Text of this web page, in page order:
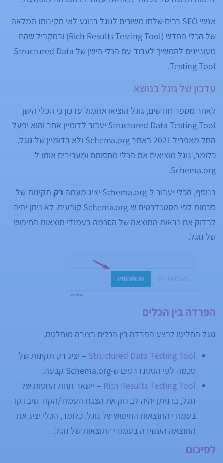
אנשי SEO רבים שלחו משובים לגוגל בנוגע לאי תקינותו המלאה
של הכלי החדש (Rich Results Testing Tool) ובמקביל שהם
מעוניינים להמשיך לעבוד עם הכלי הישן של Structured Data
Testing Tool.
עדכון של גוגל בנושא
לאחר מספר חודשים, גוגל הוציאו אתמול עדכון כי הכלי הישן
Structured Data Testing Tool יעבור לדומיין אחר והוא יפעל
החל מאפריל 2021 באתר Schema.org ולא בדומיין של גוגל.
כלומר, גוגל מוציאים את הכלי מחסותם ומעבירים אותו ל-
Schema.org.
בנוסף, הכלי יעבור ל-Schema.org יציג מעתה
רק תקינות של
סכמות לפי הסטנדרטים ש-Schema.org קובעים. לא ניתן יהיה
לבדוק את נראות התוצאה של הסכמה בעמודי תוצאות החיפוש
של גוגל.
הפרדה בין הכלים
גוגל החליטו לבצע הפרדה בין הכלים בצורה מוחלטת.
Structured Data Testing Tool – יציג רק תקינות של
סכמה לפי הסטנדרטים ש-Schema.org קבעה.
Rich Results Testing Tool – יישאר תחת החסות של
גוגל, בו ניתן יהיה לבדוק את הצגת העמוד/הקוד שיבדקו
בעמודי התוצאות החיפוש של גוגל. כלומר, הכלי יציג את
התוצאה העשירה בעמודי התוצאות של גוגל.
לסיכום